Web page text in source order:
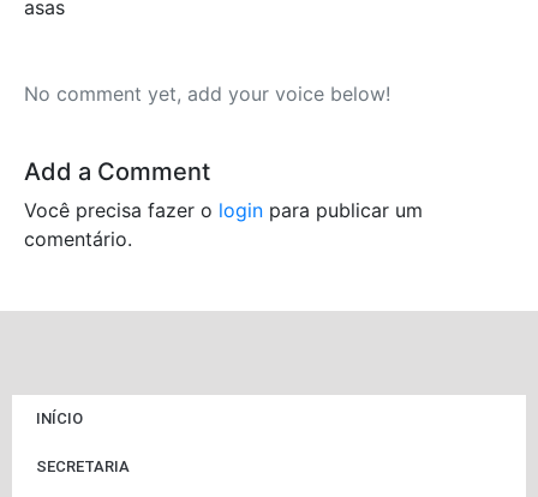
asas
No comment yet, add your voice below!
Add a Comment
Você precisa fazer o login para publicar um
comentário.
INÍCIO
SECRETARIA